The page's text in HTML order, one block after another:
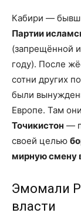
Кабири —
Партии
(запрещённой
году). После
сотни других
были
Европе. Там
Точикистон —
своей целью
мирную смену
Эмомали
власти